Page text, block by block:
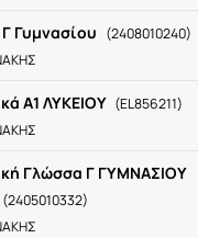
Γυμνασίου (2408010240)
Α1 ΛΥΚΕΙΟΥ (EL856211)
Γλώσσα Γ ΓΥΜΝΑΣΙΟΥ
(2405010332)